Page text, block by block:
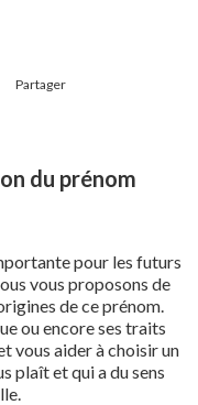
Partager
du prénom
pour les futurs
vous proposons de
de ce prénom.
ou encore ses traits
vous aider à choisir un
plaît et qui a du sens